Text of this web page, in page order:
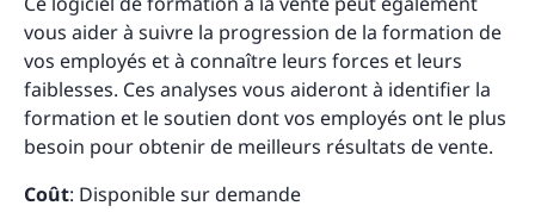
vous aider à suivre la progression de la formation de
vos employés et à connaître leurs forces et leurs
faiblesses. Ces analyses vous aideront à identifier la
formation et le soutien dont vos employés ont le plus
besoin pour obtenir de meilleurs résultats de vente.
Coût: Disponible sur demande